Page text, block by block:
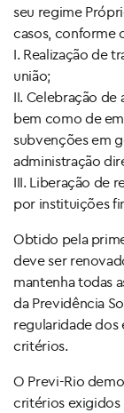
seu regime
casos, conforme
I. Realização de
união;
II. Celebração
bem como de
subvenções em
administração
III. Liberação de
por instituições
Obtido pela
deve ser
mantenha todas
da Previdência
regularidade dos
critérios.
O Previ-Rio
critérios exigidos